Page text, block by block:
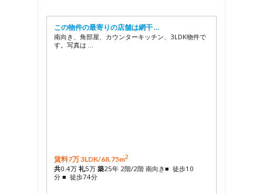
この物件の最寄りの店舗は網干 …
南向き、角部屋、カウンターキッチン、3LDK物件で
す。写真は …
賃料7万 3LDK/68.75m2
共0.4万 礼5万 築25年 2階/2階 南向き■ 徒歩10
分 ■ 徒歩74分